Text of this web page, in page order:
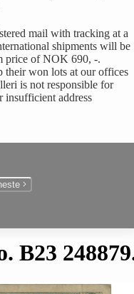
mail with tracking at a
shipments will be
price of NOK 690, -.
their won lots at our offices
is not responsible for
insufficient address
B23